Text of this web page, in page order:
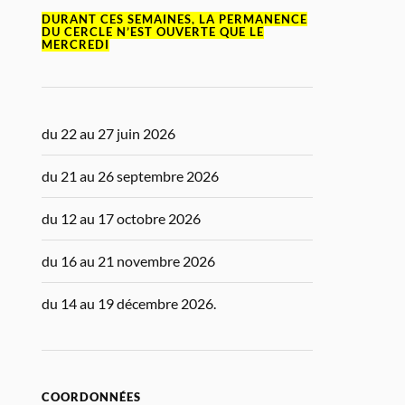
DURANT CES SEMAINES, LA PERMANENCE
DU CERCLE N’EST OUVERTE QUE LE
MERCREDI
du 22 au 27 juin 2026
du 21 au 26 septembre 2026
du 12 au 17 octobre 2026
du 16 au 21 novembre 2026
du 14 au 19 décembre 2026.
COORDONNÉES